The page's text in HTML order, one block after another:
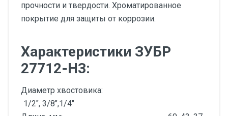
прочности и твердости. Хроматированное
покрытие для защиты от коррозии.
Характеристики ЗУБР
27712-H3:
Диаметр хвостовика:
1/2", 3/8",1/4"